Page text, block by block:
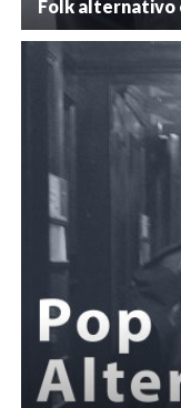
Folk alternativo